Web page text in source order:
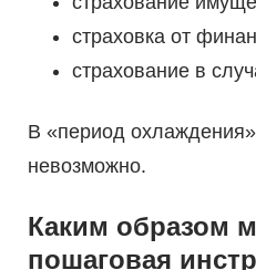
страховка от
страхование в
В «период охлаждения»
невозможно.
Каким образом
пошаговая